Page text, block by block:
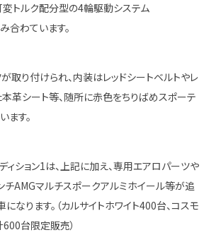
変トルク配分型の4輪駆動システム
合わています。
取り付けられ、内装はレッドシートベルトやレ
本革シート等、随所に赤色をちりばめスポーテ
ます。
ィション1は、上記に加え、専用エアロパーツや
チAMGマルチスポークアルミホイール等が追
なります。（カルサイトホワイト400台、コスモ
台限定販売）